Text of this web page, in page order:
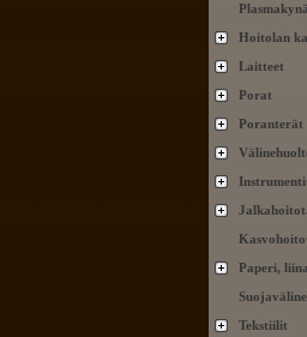
Hoitolan
Laitteet
Porat
Poranterät
Paperi,
Tekstiilit